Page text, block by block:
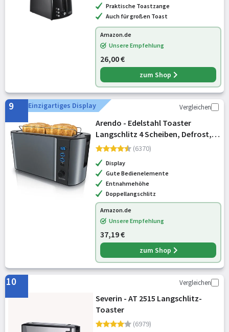
Toast-Zange, 6 Bräunungsstufen +
Auftau- & Aufwärm
Praktische Toastzange
Auch für großen Toast
Amazon.de
Unsere Empfehlung
26,00 €
zum Shop
9 Einzigartiges Display Vergleichen
Arendo - Edelstahl Toaster
Langschlitz 4 Scheiben, Defrost,
wärmeisolierendes Gehäuse, mit
1500W, Krümelschublade, Display,
Cool
(6370)
Display
Gute Bedienelemente
Entnahmehöhe
Doppellangschlitz
Amazon.de
Unsere Empfehlung
37,19 €
zum Shop
10 Vergleichen
Severin - AT 2515 Langschlitz-
Toaster
(6979)